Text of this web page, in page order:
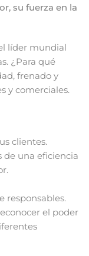
su fuerza en la
líder mundial
¿Para qué
frenado y
y comerciales.
clientes.
de una eficiencia
responsables.
el poder